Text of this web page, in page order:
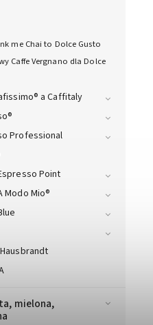
me Chai to Dolce Gusto
Caffe Vergnano dla Dolce
a Caffitaly
Professional
Point
Modo Mio®
mielona,